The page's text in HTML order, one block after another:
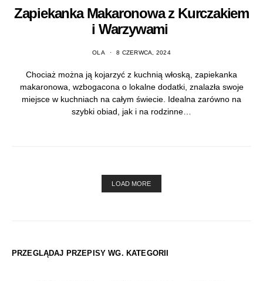
Zapiekanka Makaronowa z Kurczakiem
i Warzywami
OLA 8 CZERWCA, 2024
Chociaż można ją kojarzyć z kuchnią włoską, zapiekanka
makaronowa, wzbogacona o lokalne dodatki, znalazła swoje
miejsce w kuchniach na całym świecie. Idealna zarówno na
szybki obiad, jak i na rodzinne…
LOAD MORE
PRZEGLĄDAJ PRZEPISY WG. KATEGORII